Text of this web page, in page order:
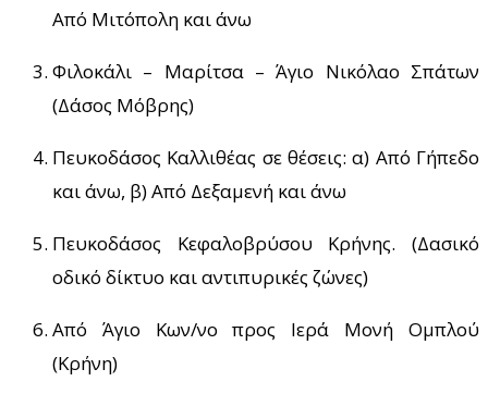
Από Μιτόπολη και άνω
Φιλοκάλι – Μαρίτσα – Άγιο Νικόλαο Σπάτων
(Δάσος Μόβρης)
Πευκοδάσος Καλλιθέας σε θέσεις: α) Από Γήπεδο
και άνω, β) Από Δεξαμενή και άνω
Πευκοδάσος Κεφαλοβρύσου Κρήνης. (Δασικό
οδικό δίκτυο και αντιπυρικές ζώνες)
Από Άγιο Κων/νο προς Ιερά Μονή Ομπλού
(Κρήνη)